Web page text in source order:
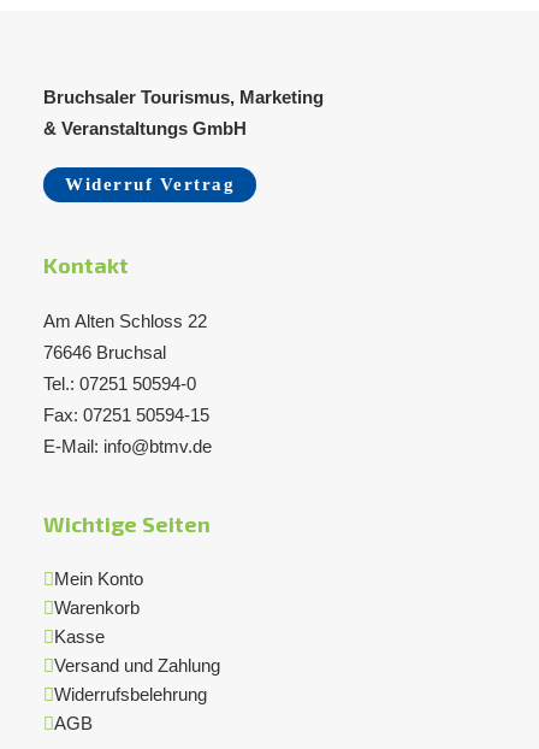
Kraichtaler Ölpresse – Leindottersalz
Bruchsaler Tourismus, Marketing
& Veranstaltungs GmbH
Widerruf Vertrag
Kontakt
Am Alten Schloss 22
76646 Bruchsal
Tel.: 07251 50594-0
Fax: 07251 50594-15
E-Mail: info@btmv.de
Wichtige Seiten
Mein Konto
Warenkorb
Kasse
Versand und Zahlung
Widerrufsbelehrung
AGB